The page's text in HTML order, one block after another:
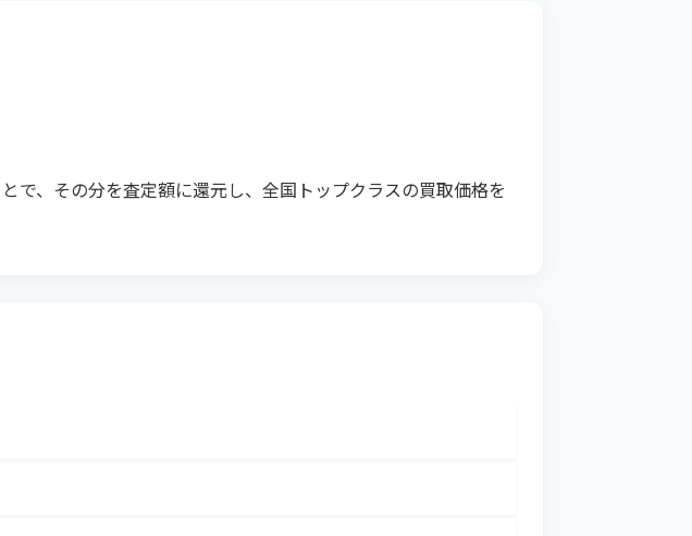
で、その分を査定額に還元し、全国トップクラスの買取価格を